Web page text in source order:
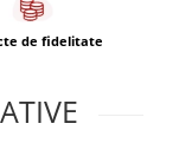
de fidelitate